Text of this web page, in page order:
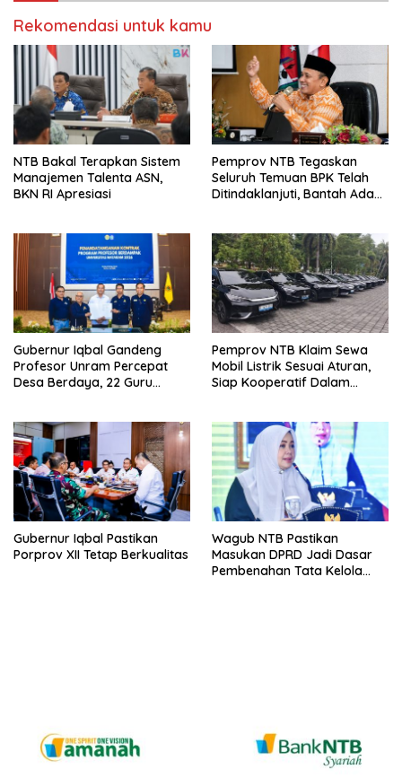
Rekomendasi untuk kamu
NTB Bakal Terapkan Sistem
Manajemen Talenta ASN,
BKN RI Apresiasi
Pemprov NTB Tegaskan
Seluruh Temuan BPK Telah
Ditindaklanjuti, Bantah Ada
Gubernur Iqbal Gandeng
Profesor Unram Percepat
Desa Berdaya, 22 Guru
Pemprov NTB Klaim Sewa
Mobil Listrik Sesuai Aturan,
Siap Kooperatif Dalam
Gubernur Iqbal Pastikan
Porprov XII Tetap Berkualitas
Wagub NTB Pastikan
Masukan DPRD Jadi Dasar
Pembenahan Tata Kelola